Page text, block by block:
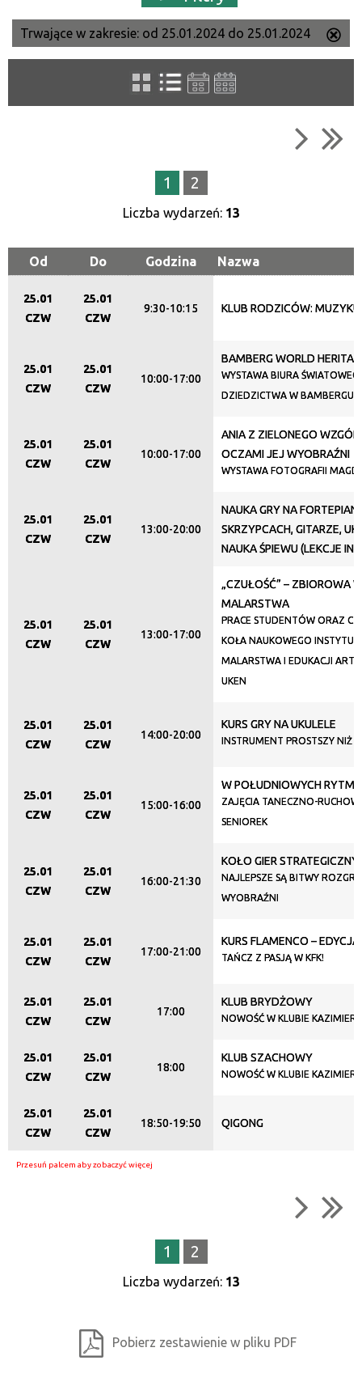
Szukana fraza
Kategoria
Organizator
Promowane
Trwające w zakresie: od 25.01.2024 do 25.01.2024
ten
1 2
Liczba wydarzeń: 13
Od Do Godzina Nazwa
25.01
CZW
25.01
CZW
9:30-10:15 KLUB RODZICÓW:
25.01
CZW
25.01
CZW
10:00-17:00
BAMBERG WORLD
WYSTAWA BIURA
DZIEDZICTWA W BAMBERGU
25.01
CZW
25.01
CZW
10:00-17:00
ANIA Z ZIELONEGO
OCZAMI JEJ WYOBRAŹNI
WYSTAWA FOTOGRAFII
25.01
CZW
25.01
CZW
13:00-20:00
NAUKA GRY NA
SKRZYPCACH, GITARZE,
NAUKA ŚPIEWU (LEKCJE
25.01
CZW
25.01
CZW
13:00-17:00
„CZUŁOŚĆ” – ZBIOROWA
MALARSTWA
PRACE STUDENTÓW ORAZ
KOŁA NAUKOWEGO
MALARSTWA I EDUKACJI
UKEN
25.01
CZW
25.01
CZW
14:00-20:00
KURS GRY NA UKULELE
INSTRUMENT PROSTSZY NIŻ
25.01
CZW
25.01
CZW
15:00-16:00
W POŁUDNIOWYCH
ZAJĘCIA TANECZNO-
SENIOREK
25.01
CZW
25.01
CZW
16:00-21:30
KOŁO GIER
NAJLEPSZE SĄ BITWY
WYOBRAŹNI
25.01
CZW
25.01
CZW
17:00-21:00
KURS FLAMENCO –
TAŃCZ Z PASJĄ W KFK!
25.01
CZW
25.01
CZW
17:00
KLUB BRYDŻOWY
NOWOŚĆ W KLUBIE KAZIMIERZ
25.01
CZW
25.01
CZW
18:00
KLUB SZACHOWY
NOWOŚĆ W KLUBIE KAZIMIERZ
25.01
CZW
25.01
CZW
18:50-19:50 QIGONG
1 2
Liczba wydarzeń: 13
Pobierz zestawienie w pliku PDF